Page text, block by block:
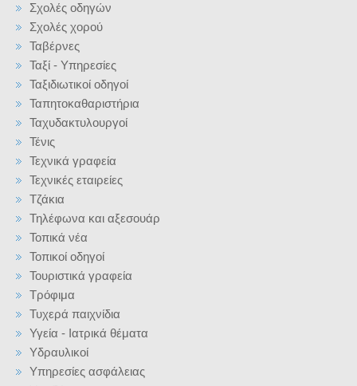
Σχολές οδηγών
Σχολές χορού
Ταβέρνες
Ταξί - Υπηρεσίες
Ταξιδιωτικοί οδηγοί
Ταπητοκαθαριστήρια
Ταχυδακτυλουργοί
Τένις
Τεχνικά γραφεία
Τεχνικές εταιρείες
Τζάκια
Τηλέφωνα και αξεσουάρ
Τοπικά νέα
Τοπικοί οδηγοί
Τουριστικά γραφεία
Τρόφιμα
Τυχερά παιχνίδια
Υγεία - Ιατρικά θέματα
Υδραυλικοί
Υπηρεσίες ασφάλειας